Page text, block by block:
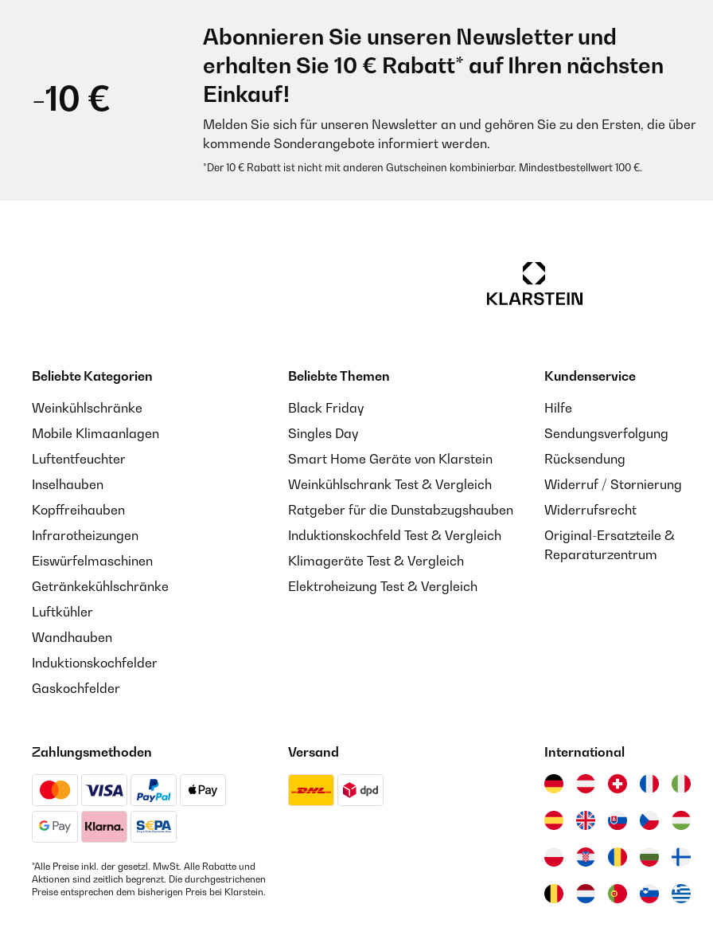
-10 €
Abonnieren Sie unseren Newsletter und
erhalten Sie 10 € Rabatt* auf Ihren nächsten
Einkauf!
Melden Sie sich für unseren Newsletter an und gehören Sie zu den Ersten, die über
kommende Sonderangebote informiert werden.
*Der 10 € Rabatt ist nicht mit anderen Gutscheinen kombinierbar. Mindestbestellwert 100 €.
Beliebte Kategorien
Weinkühlschränke
Mobile Klimaanlagen
Luftentfeuchter
Inselhauben
Kopffreihauben
Infrarotheizungen
Eiswürfelmaschinen
Getränkekühlschränke
Luftkühler
Wandhauben
Induktionskochfelder
Gaskochfelder
Beliebte Themen
Black Friday
Singles Day
Smart Home Geräte von Klarstein
Weinkühlschrank Test & Vergleich
Ratgeber für die Dunstabzugshauben
Induktionskochfeld Test & Vergleich
Klimageräte Test & Vergleich
Elektroheizung Test & Vergleich
Kundenservice
Hilfe
Sendungsverfolgung
Rücksendung
Widerruf / Stornierung
Widerrufsrecht
Original-Ersatzteile &
Reparaturzentrum
Zahlungsmethoden
*Alle Preise inkl. der gesetzl. MwSt. Alle Rabatte und
Aktionen sind zeitlich begrenzt. Die durchgestrichenen
Preise entsprechen dem bisherigen Preis bei Klarstein.
Versand International